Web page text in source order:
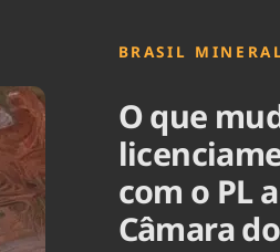
BRASIL
O que
com o PL
Câmara